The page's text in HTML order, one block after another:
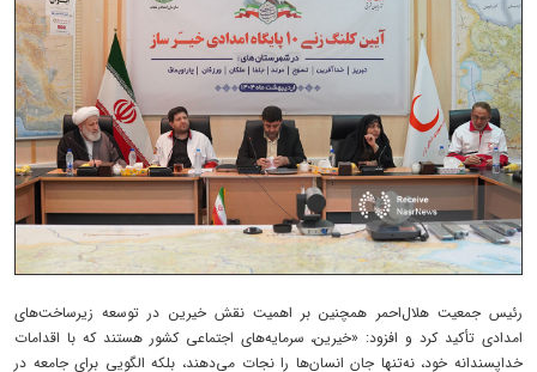
رئیس جمعیت هلال‌احمر همچنین بر اهمیت نقش خیرین در توسعه زیرساخت‌های
امدادی تأکید کرد و افزود: «خیرین، سرمایه‌های اجتماعی کشور هستند که با اقدامات
خداپسندانه خود، نه‌تنها جان انسان‌ها را نجات می‌دهند، بلکه الگویی برای جامعه در